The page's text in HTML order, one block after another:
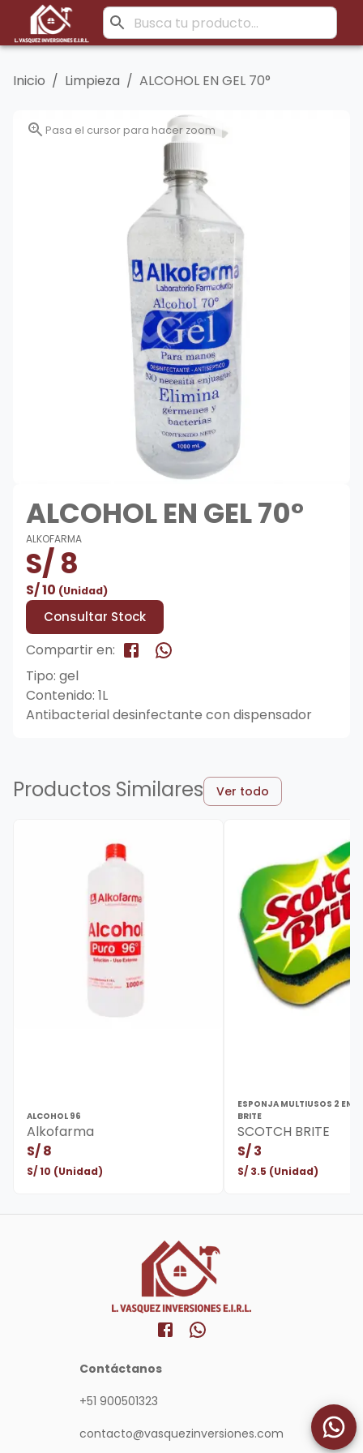
Inicio / Limpieza / ALCOHOL EN GEL 70°
Pasa el cursor para hacer zoom
ALCOHOL EN GEL 70°
ALKOFARMA
S/8
S/10 (Unidad)
Consultar Stock
Compartir en:
Tipo: gel
Contenido: 1L
Antibacterial desinfectante con dispensador
Productos Similares Ver todo
ALCOHOL 96
Alkofarma
S/8
S/10 (Unidad)
ESPONJA MULTIUSOS 2 EN 1
BRITE
SCOTCH BRITE
S/3
S/ 3.5 (Unidad)
Contáctanos
+51 900501323
contacto@vasquezinversiones.com